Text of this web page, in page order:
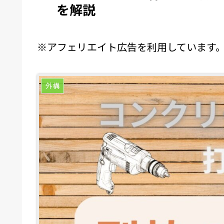
を解説
※アフェリエイト広告を利用しています
外構